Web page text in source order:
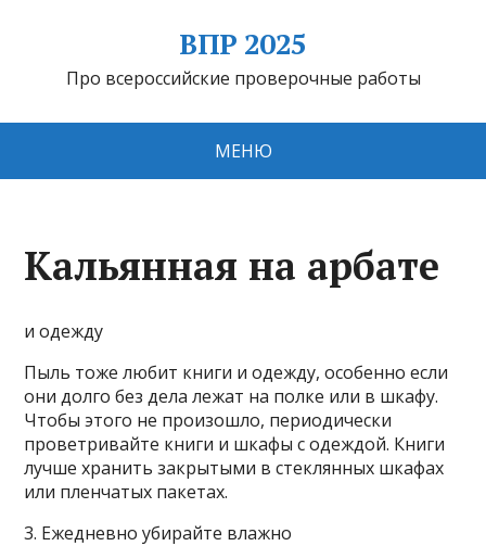
ВПР 2025
Про всероссийские проверочные работы
МЕНЮ
Кальянная на арбате
и одежду
Пыль тоже любит книги и одежду, особенно если
они долго без дела лежат на полке или в шкафу.
Чтобы этого не произошло, периодически
проветривайте книги и шкафы с одеждой. Книги
лучше хранить закрытыми в стеклянных шкафах
или пленчатых пакетах.
3. Ежедневно убирайте влажно